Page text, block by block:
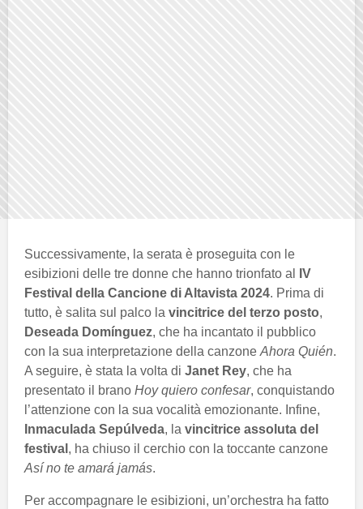
Successivamente, la serata è proseguita con le
esibizioni delle tre donne che hanno trionfato al
IV
Festival della Cancione di Altavista 2024. Prima di
tutto, è salita sul palco la vincitrice del terzo posto,
Deseada Domínguez, che ha incantato il pubblico
con la sua interpretazione della canzone Ahora Quién.
A seguire, è stata la volta di Janet Rey, che ha
presentato il brano Hoy quiero confesar, conquistando
l’attenzione con la sua vocalità emozionante. Infine,
Inmaculada Sepúlveda, la vincitrice assoluta del
festival , ha chiuso il cerchio con la toccante canzone
Así no te amará jamás.
Per accompagnare le esibizioni, un’orchestra ha fatto